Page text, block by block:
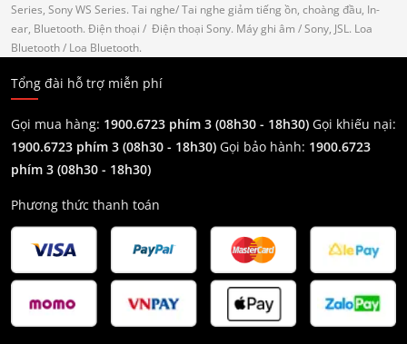
Series, Sony WS Series. Tai nghe/ Tai nghe giảm tiếng ồn, choàng đầu, In-
ear, Bluetooth. Điện thoại / Điện thoại Sony. Máy ghi âm / Sony, JSL. Loa
Bluetooth/ Loa Bluetooth.
Tổng đài hỗ trợ miễn phí
Gọi mua hàng: 1900.6723 phím 3 (08h30 - 18h30) Gọi khiếu nại:
1900.6723 phím 3 (08h30 - 18h30) Gọi bảo hành: 1900.6723
phím 3 (08h30 - 18h30)
Phương thức thanh toán